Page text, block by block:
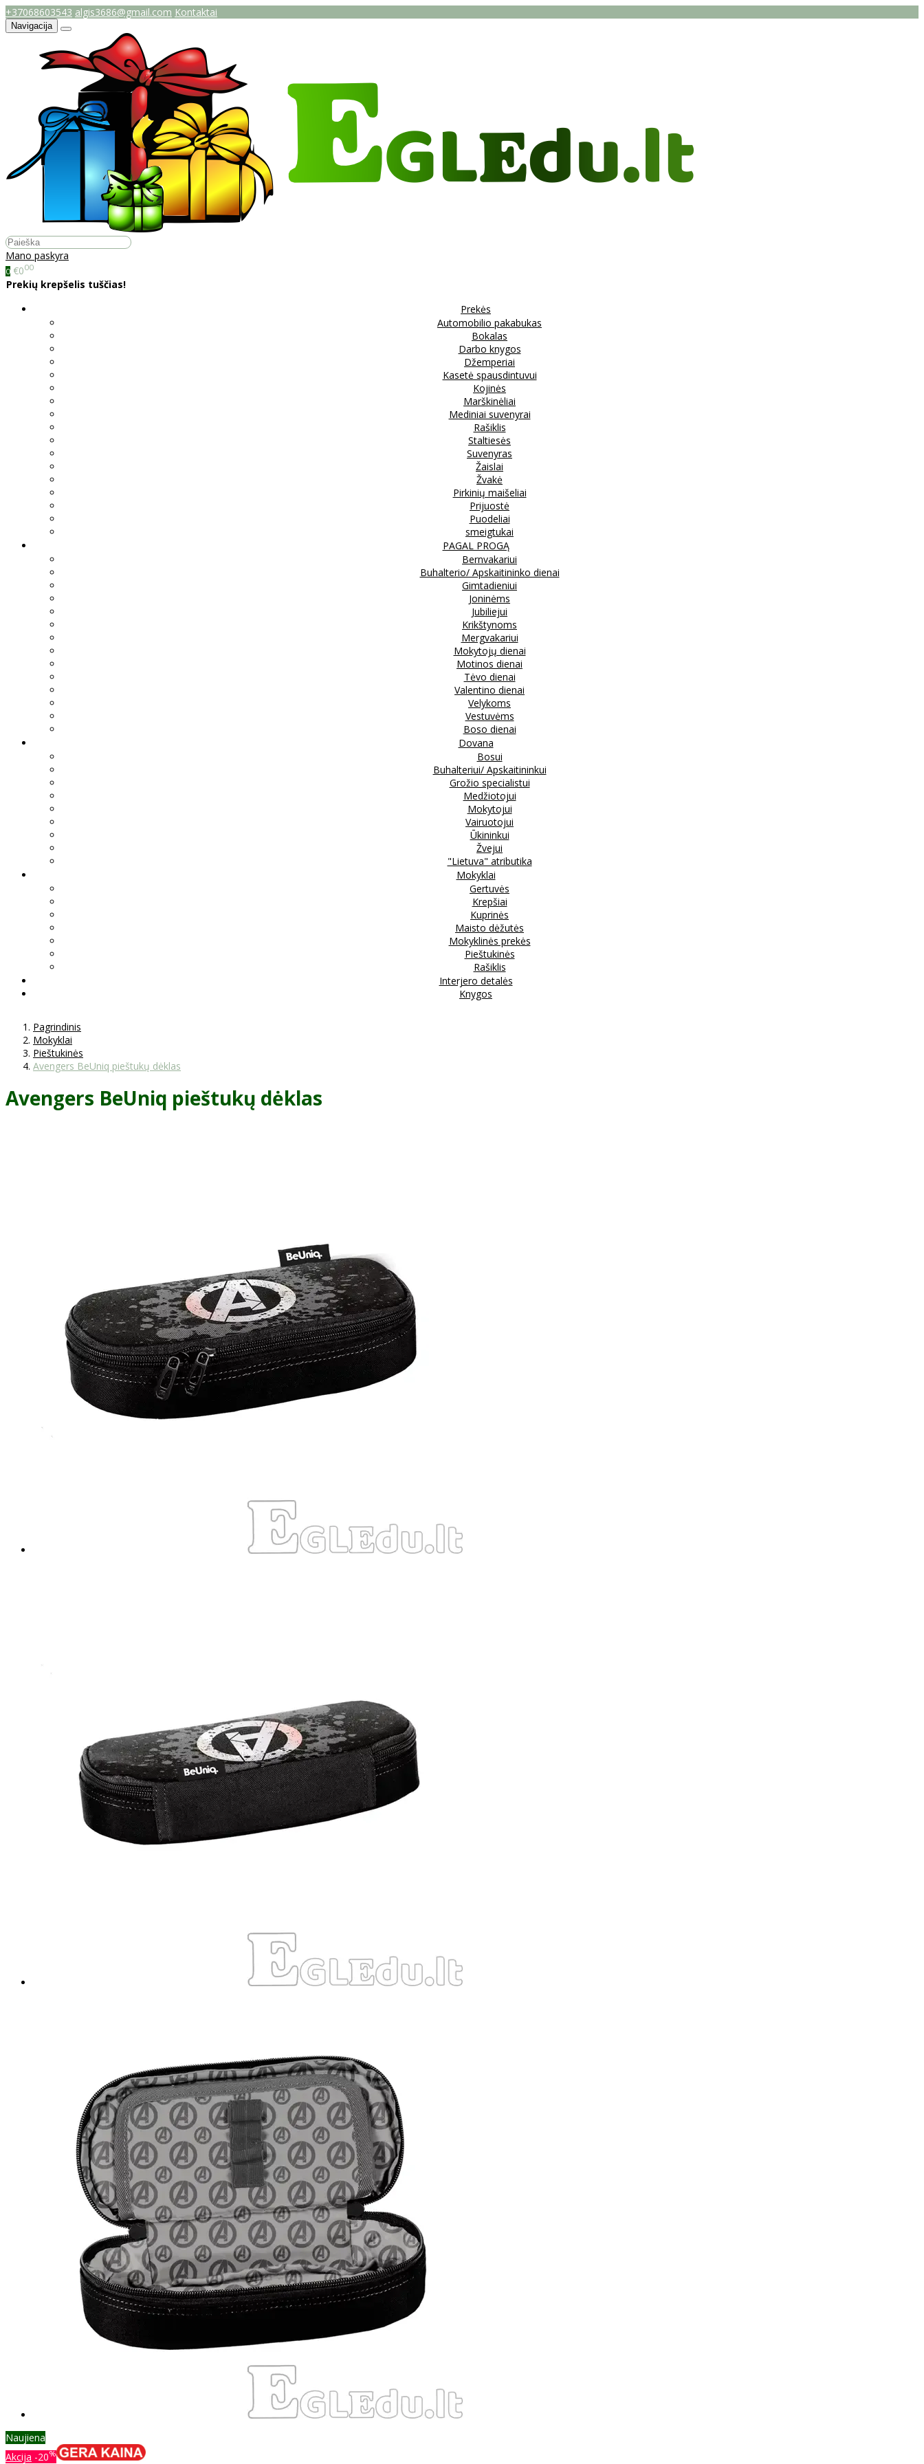
+37068603543 algis3686@gmail.com Kontaktai
Navigacija
Mano paskyra
0 €000
Prekių krepšelis tuščias!
Prekės
Automobilio pakabukas
Bokalas
Darbo knygos
Džemperiai
Kasetė spausdintuvui
Kojinės
Marškinėliai
Mediniai suvenyrai
Rašiklis
Staltiesės
Suvenyras
Žaislai
Žvakė
Pirkinių maišeliai
Prijuostė
Puodeliai
smeigtukai
PAGAL PROGĄ
Bernvakariui
Buhalterio/ Apskaitininko dienai
Gimtadieniui
Joninėms
Jubiliejui
Krikštynoms
Mergvakariui
Mokytojų dienai
Motinos dienai
Tėvo dienai
Valentino dienai
Velykoms
Vestuvėms
Boso dienai
Dovana
Bosui
Buhalteriui/ Apskaitininkui
Grožio specialistui
Medžiotojui
Mokytojui
Vairuotojui
Ūkininkui
Žvejui
"Lietuva" atributika
Mokyklai
Gertuvės
Krepšiai
Kuprinės
Maisto dėžutės
Mokyklinės prekės
Pieštukinės
Rašiklis
Interjero detalės
Knygos
Pagrindinis
Mokyklai
Pieštukinės
Avengers BeUniq pieštukų dėklas
Avengers BeUniq pieštukų dėklas
Naujiena
Akcija -20%